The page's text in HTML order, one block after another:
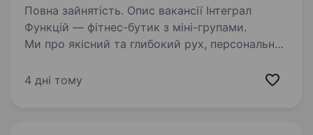
Повна зайнятість. Опис вакансії Інтеграл
Функцій — фітнес-бутик з міні-групами.
Ми про якісний та глибокий рух, персональну
Розташовані у центрі міста. Власний
4 дні тому